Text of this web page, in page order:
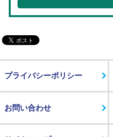
プライバシーポリシー
お問い合わせ